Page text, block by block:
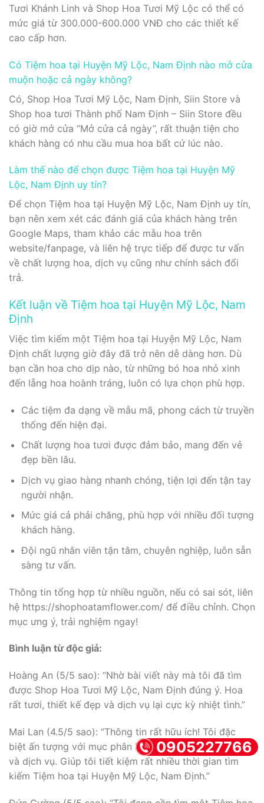
Tươi Khánh Linh và Shop Hoa Tươi Mỹ Lộc có thể có
mức giá từ 300.000-600.000 VNĐ cho các thiết kế
cao cấp hơn.
Có Tiệm hoa tại Huyện Mỹ Lộc, Nam Định nào mở cửa
muộn hoặc cả ngày không?
Có, Shop Hoa Tươi Mỹ Lộc, Nam Định, Siin Store và
Shop hoa tươi Thành phố Nam Định – Siin Store đều
có giờ mở cửa “Mở cửa cả ngày”, rất thuận tiện cho
khách hàng có nhu cầu mua hoa bất cứ lúc nào.
Làm thế nào để chọn được Tiệm hoa tại Huyện Mỹ
Lộc, Nam Định uy tín?
Để chọn Tiệm hoa tại Huyện Mỹ Lộc, Nam Định uy tín,
bạn nên xem xét các đánh giá của khách hàng trên
Google Maps, tham khảo các mẫu hoa trên
website/fanpage, và liên hệ trực tiếp để được tư vấn
về chất lượng hoa, dịch vụ cũng như chính sách đổi
trả.
Kết luận về Tiệm hoa tại Huyện Mỹ Lộc, Nam
Định
Việc tìm kiếm một Tiệm hoa tại Huyện Mỹ Lộc, Nam
Định chất lượng giờ đây đã trở nên dễ dàng hơn. Dù
bạn cần hoa cho dịp nào, từ những bó hoa nhỏ xinh
đến lẵng hoa hoành tráng, luôn có lựa chọn phù hợp.
Các tiệm đa dạng về mẫu mã, phong cách từ truyền
thống đến hiện đại.
Chất lượng hoa tươi được đảm bảo, mang đến vẻ
đẹp bền lâu.
Dịch vụ giao hàng nhanh chóng, tiện lợi đến tận tay
người nhận.
Mức giá cả phải chăng, phù hợp với nhiều đối tượng
khách hàng.
Đội ngũ nhân viên tận tâm, chuyên nghiệp, luôn sẵn
sàng tư vấn.
Thông tin tổng hợp từ nhiều nguồn, nếu có sai sót, liên
hệ https://shophoatamflower.com/ để điều chỉnh. Chọn
mục ưng ý, trải nghiệm ngay!
Bình luận từ độc giả:
Hoàng An (5/5 sao): “Nhờ bài viết này mà tôi đã tìm
được Shop Hoa Tươi Mỹ Lộc, Nam Định đúng ý. Hoa
rất tươi, thiết kế đẹp và dịch vụ lại cực kỳ nhiệt tình.”
Mai Lan (4.5/5 sao): “Thông tin rất hữu ích! Tôi đặc
biệt ấn tượng với mục phân loại tiệm hoa theo giá cả
và dịch vụ. Giúp tôi tiết kiệm rất nhiều thời gian tìm
kiếm Tiệm hoa tại Huyện Mỹ Lộc, Nam Định.”
0905227766